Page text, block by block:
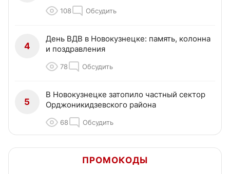
108 Обсудить
4
День ВДВ в Новокузнецке: память, колонна
и поздравления
78 Обсудить
5
В Новокузнецке затопило частный сектор
Орджоникидзевского района
68 Обсудить
ПРОМОКОДЫ